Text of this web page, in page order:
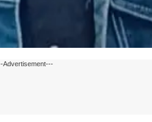
Advertisement---